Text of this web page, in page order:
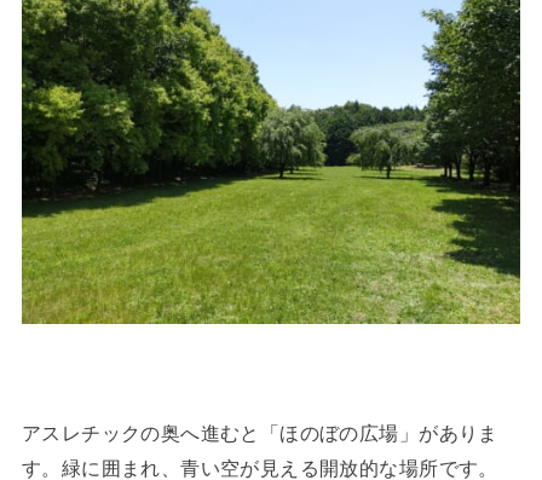
アスレチックの奥へ進むと「ほのぼの広場」がありま
す。緑に囲まれ、青い空が見える開放的な場所です。